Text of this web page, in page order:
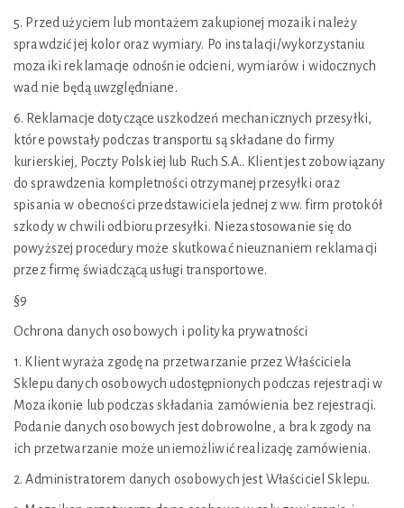
5. Przed użyciem lub montażem zakupionej mozaiki należy
sprawdzić jej kolor oraz wymiary. Po instalacji/wykorzystaniu
mozaiki reklamacje odnośnie odcieni, wymiarów i widocznych
wad nie będą uwzględniane.
6. Reklamacje dotyczące uszkodzeń mechanicznych przesyłki,
które powstały podczas transportu są składane do firmy
kurierskiej, Poczty Polskiej lub Ruch S.A.. Klient jest zobowiązany
do sprawdzenia kompletności otrzymanej przesyłki oraz
spisania w obecności przedstawiciela jednej z ww. firm protokół
szkody w chwili odbioru przesyłki. Niezastosowanie się do
powyższej procedury może skutkować nieuznaniem reklamacji
przez firmę świadczącą usługi transportowe.
§9
Ochrona danych osobowych i polityka prywatności
1. Klient wyraża zgodę na przetwarzanie przez Właściciela
Sklepu danych osobowych udostępnionych podczas rejestracji w
Mozaikonie lub podczas składania zamówienia bez rejestracji.
Podanie danych osobowych jest dobrowolne, a brak zgody na
ich przetwarzanie może uniemożliwić realizację zamówienia.
2. Administratorem danych osobowych jest Właściciel Sklepu.